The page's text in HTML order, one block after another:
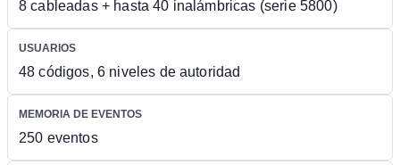
8 cableadas + hasta 40 inalámbricas (serie 5800)
USUARIOS
48 códigos, 6 niveles de autoridad
MEMORIA DE EVENTOS
250 eventos